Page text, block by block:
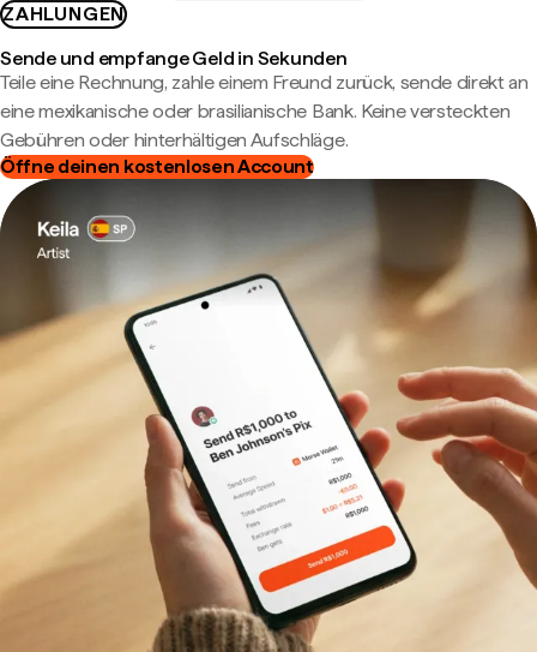
ZAHLUNGEN
Sende und empfange Geld in Sekunden
Teile eine Rechnung, zahle einem Freund zurück, sende direkt an
eine mexikanische oder brasilianische Bank. Keine versteckten
Gebühren oder hinterhältigen Aufschläge.
Öffne deinen kostenlosen Account